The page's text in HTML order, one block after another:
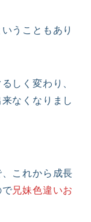
うこともあり
しく変わり、
なくなりまし
これから成長
で兄妹色違いお